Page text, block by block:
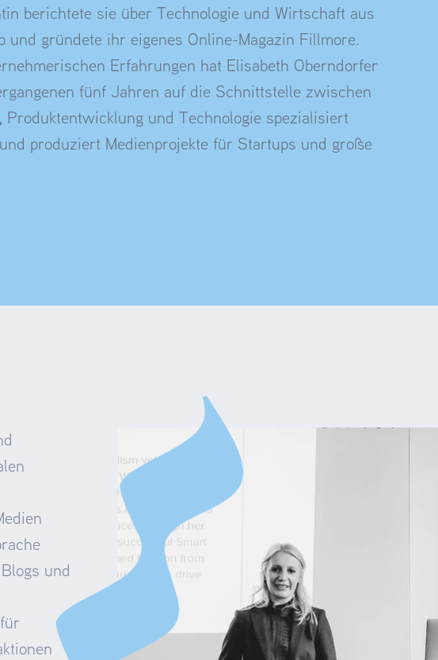
berichtete sie über Technologie und Wirtschaft aus
und gründete ihr eigenes Online-Magazin Fillmore.
Erfahrungen hat Elisabeth Oberndorfer
fünf Jahren auf die Schnittstelle zwischen
Produktentwicklung und Technologie spezialisiert
produziert Medienprojekte für Startups und große
und